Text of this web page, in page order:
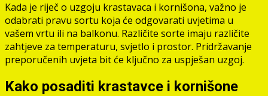
Kada je riječ o uzgoju krastavaca i kornišona, važno je
odabrati pravu sortu koja će odgovarati uvjetima u
vašem vrtu ili na balkonu. Različite sorte imaju različite
zahtjeve za temperaturu, svjetlo i prostor. Pridržavanje
preporučenih uvjeta bit će ključno za uspješan uzgoj.
Kako posaditi krastavce i kornišone